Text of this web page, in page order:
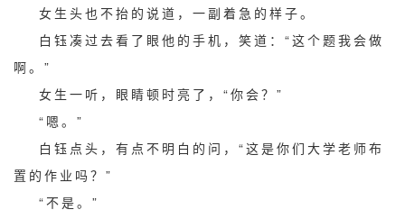
女生头也不抬的说道，一副着急的样子。
白钰凑过去看了眼他的手机，笑道：“这个题我会做
啊。”
女生一听，眼睛顿时亮了，“你会？”
“嗯。”
白钰点头，有点不明白的问，“这是你们大学老师布
置的作业吗？”
“不是。”